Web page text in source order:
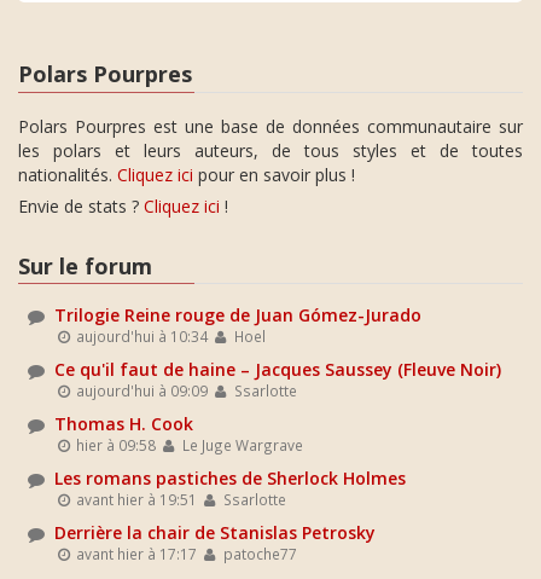
Polars Pourpres
Polars Pourpres est une base de données communautaire sur
les polars et leurs auteurs, de tous styles et de toutes
nationalités. Cliquez ici pour en savoir plus !
Envie de stats ? Cliquez ici !
Sur le forum
Trilogie Reine rouge de Juan Gómez-Jurado
aujourd'hui à 10:34 Hoel
Ce qu'il faut de haine – Jacques Saussey (Fleuve Noir)
aujourd'hui à 09:09 Ssarlotte
Thomas H. Cook
hier à 09:58 Le Juge Wargrave
Les romans pastiches de Sherlock Holmes
avant hier à 19:51 Ssarlotte
Derrière la chair de Stanislas Petrosky
avant hier à 17:17 patoche77